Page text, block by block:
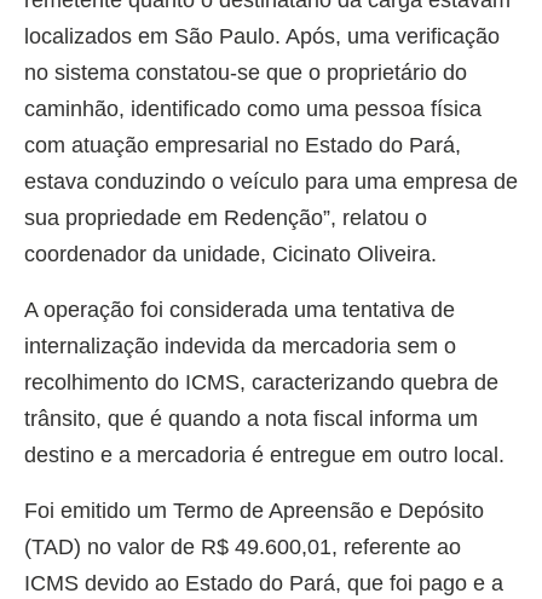
localizados em São Paulo. Após, uma verificação
no sistema constatou-se que o proprietário do
caminhão, identificado como uma pessoa física
com atuação empresarial no Estado do Pará,
estava conduzindo o veículo para uma empresa de
sua propriedade em Redenção”, relatou o
coordenador da unidade, Cicinato Oliveira.
A operação foi considerada uma tentativa de
internalização indevida da mercadoria sem o
recolhimento do ICMS, caracterizando quebra de
trânsito, que é quando a nota fiscal informa um
destino e a mercadoria é entregue em outro local.
Foi emitido um Termo de Apreensão e Depósito
(TAD) no valor de R$ 49.600,01, referente ao
ICMS devido ao Estado do Pará, que foi pago e a